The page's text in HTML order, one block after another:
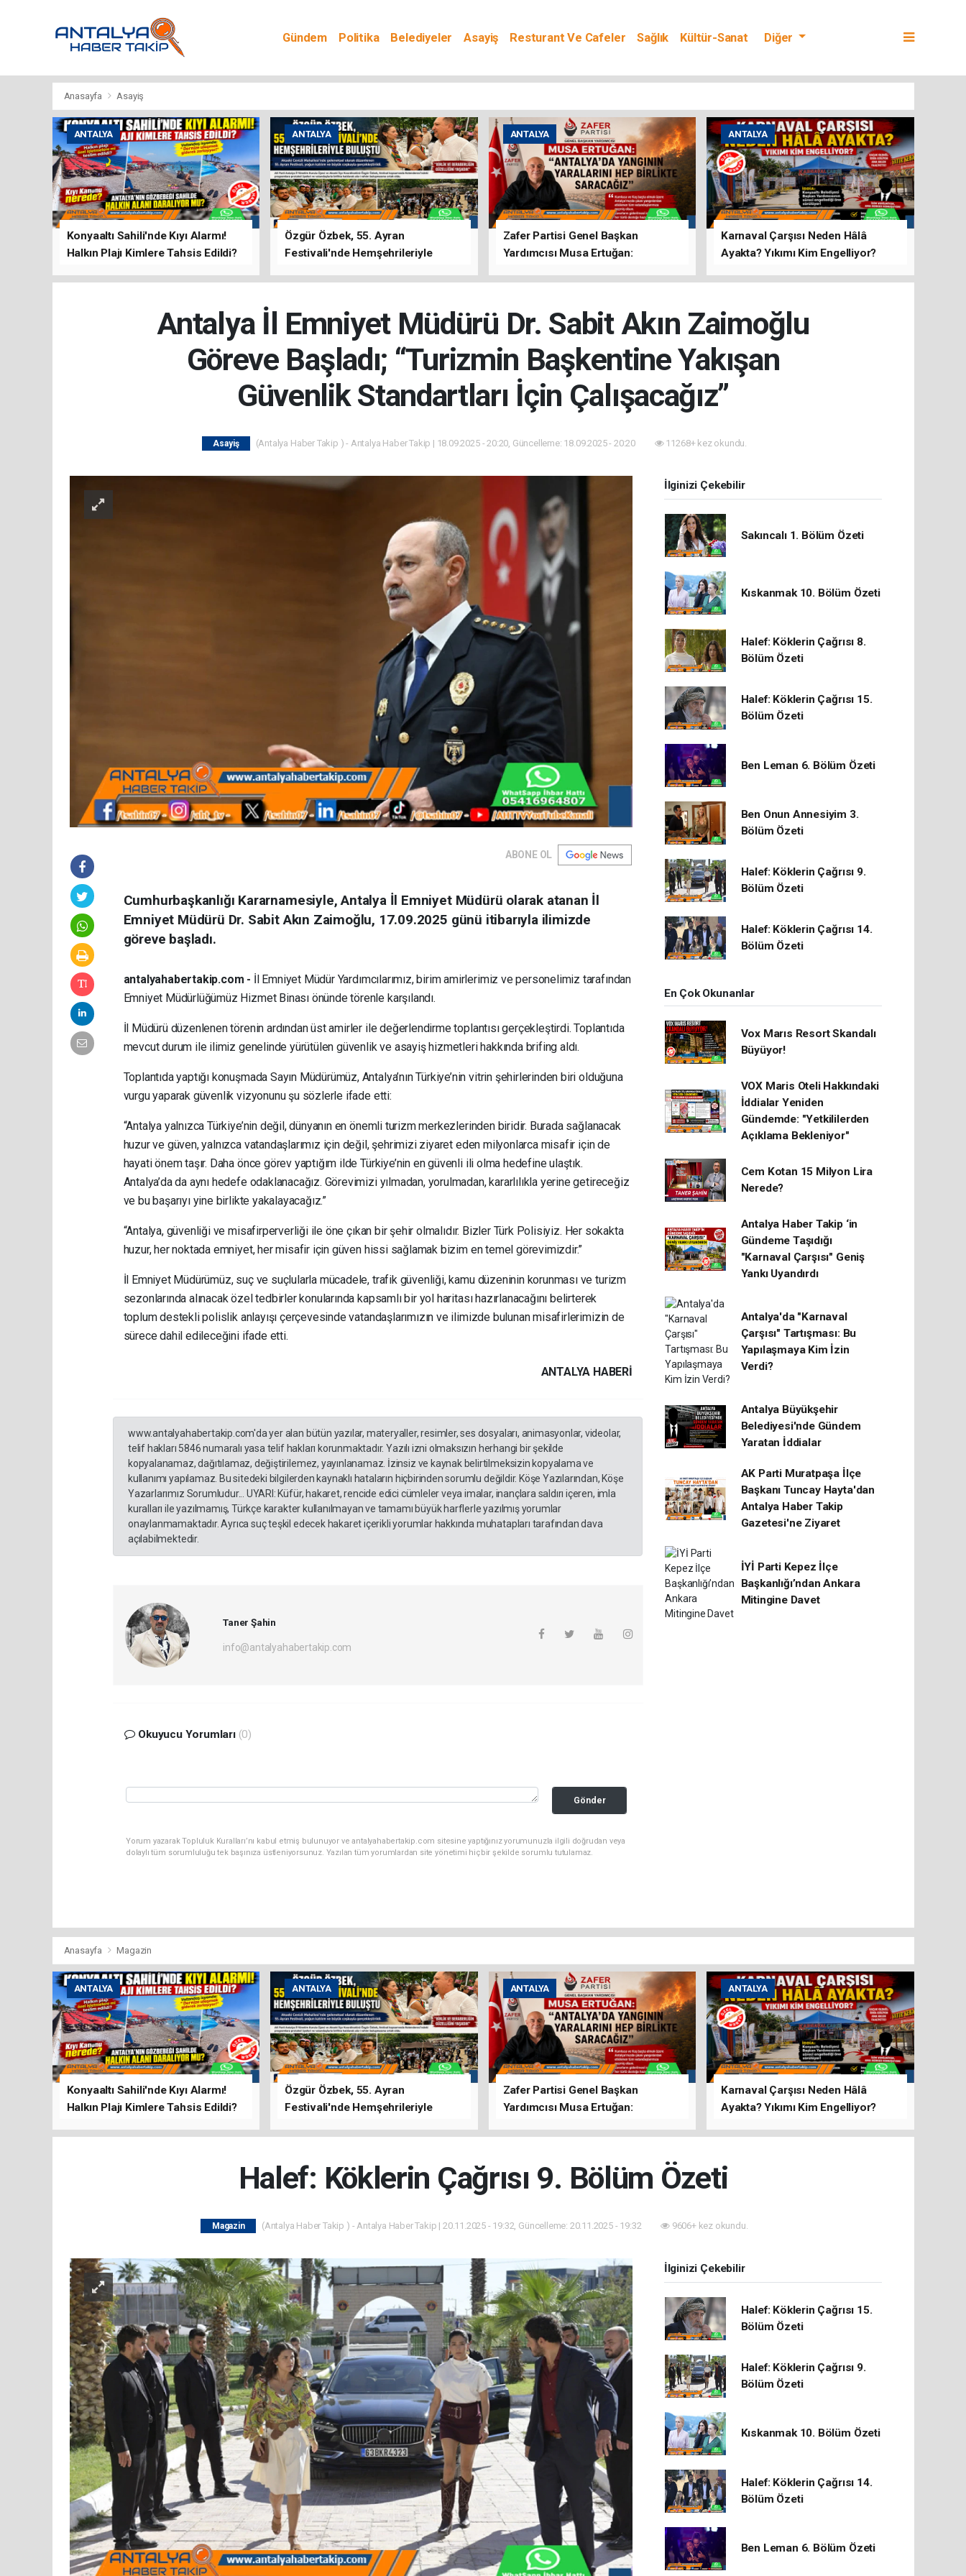
Gündem Politika Belediyeler Asayiş Resturant Ve Cafeler Sağlık
Kültür-Sanat
Diğer
Anasayfa Asayiş
ANTALYA
Konyaaltı Sahili'nde Kıyı Alarmı!
Halkın Plajı Kimlere Tahsis Edildi?
ANTALYA
Özgür Özbek, 55. Ayran
Festivali'nde Hemşehrileriyle
ANTALYA
Zafer Partisi Genel Başkan
Yardımcısı Musa Ertuğan:
ANTALYA
Karnaval Çarşısı Neden Hâlâ
Ayakta? Yıkımı Kim Engelliyor?
Antalya İl Emniyet Müdürü Dr. Sabit Akın Zaimoğlu
Göreve Başladı; “Turizmin Başkentine Yakışan
Güvenlik Standartları İçin Çalışacağız”
Asayiş (Antalya Haber Takip ) - Antalya Haber Takip | 18.09.2025 - 20:20, Güncelleme: 18.09.2025 - 20:20 11268+ kez okundu.
ABONE OL
Cumhurbaşkanlığı Kararnamesiyle, Antalya İl Emniyet Müdürü olarak atanan İl
Emniyet Müdürü Dr. Sabit Akın Zaimoğlu, 17.09.2025 günü itibarıyla ilimizde
göreve başladı.
antalyahabertakip.com - İl Emniyet Müdür Yardımcılarımız, birim amirlerimiz ve personelimiz tarafından
Emniyet Müdürlüğümüz Hizmet Binası önünde törenle karşılandı.
İl Müdürü düzenlenen törenin ardından üst amirler ile değerlendirme toplantısı gerçekleştirdi. Toplantıda
mevcut durum ile ilimiz genelinde yürütülen güvenlik ve asayiş hizmetleri hakkında brifing aldı.
Toplantıda yaptığı konuşmada Sayın Müdürümüz, Antalya’nın Türkiye’nin vitrin şehirlerinden biri olduğuna
vurgu yaparak güvenlik vizyonunu şu sözlerle ifade etti:
“Antalya yalnızca Türkiye’nin değil, dünyanın en önemli turizm merkezlerinden biridir. Burada sağlanacak
huzur ve güven, yalnızca vatandaşlarımız için değil, şehrimizi ziyaret eden milyonlarca misafir için de
hayati önem taşır. Daha önce görev yaptığım ilde Türkiye’nin en güvenli ili olma hedefine ulaştık.
Antalya’da da aynı hedefe odaklanacağız. Görevimizi yılmadan, yorulmadan, kararlılıkla yerine getireceğiz
ve bu başarıyı yine birlikte yakalayacağız.”
“Antalya, güvenliği ve misafirperverliği ile öne çıkan bir şehir olmalıdır. Bizler Türk Polisiyiz. Her sokakta
huzur, her noktada emniyet, her misafir için güven hissi sağlamak bizim en temel görevimizdir.”
İl Emniyet Müdürümüz, suç ve suçlularla mücadele, trafik güvenliği, kamu düzeninin korunması ve turizm
sezonlarında alınacak özel tedbirler konularında kapsamlı bir yol haritası hazırlanacağını belirterek
toplum destekli polislik anlayışı çerçevesinde vatandaşlarımızın ve ilimizde bulunan misafirlerimizin de
sürece dahil edileceğini ifade etti.
ANTALYA HABERİ
www.antalyahabertakip.com'da yer alan bütün yazılar, materyaller, resimler, ses dosyaları, animasyonlar, videolar,
telif hakları 5846 numaralı yasa telif hakları korunmaktadır. Yazılı izni olmaksızın herhangi bir şekilde
kopyalanamaz, dağıtılamaz, değiştirilemez, yayınlanamaz. İzinsiz ve kaynak belirtilmeksizin kopyalama ve
kullanımı yapılamaz. Bu sitedeki bilgilerden kaynaklı hataların hiçbirinden sorumlu değildir. Köşe Yazılarından, Köşe
Yazarlarımız Sorumludur... UYARI: Küfür, hakaret, rencide edici cümleler veya imalar, inançlara saldırı içeren, imla
kuralları ile yazılmamış, Türkçe karakter kullanılmayan ve tamamı büyük harflerle yazılmış yorumlar
onaylanmamaktadır. Ayrıca suç teşkil edecek hakaret içerikli yorumlar hakkında muhatapları tarafından dava
açılabilmektedir.
Taner Şahin
info@antalyahabertakip.com
Okuyucu Yorumları (0)
Gönder
Yorum yazarak Topluluk Kuralları’nı kabul etmiş bulunuyor ve antalyahabertakip.com sitesine yaptığınız yorumunuzla ilgili doğrudan veya
dolaylı tüm sorumluluğu tek başınıza üstleniyorsunuz. Yazılan tüm yorumlardan site yönetimi hiçbir şekilde sorumlu tutulamaz.
İlginizi Çekebilir
Sakıncalı 1. Bölüm Özeti
Kıskanmak 10. Bölüm Özeti
Halef: Köklerin Çağrısı 8.
Bölüm Özeti
Halef: Köklerin Çağrısı 15.
Bölüm Özeti
Ben Leman 6. Bölüm Özeti
Ben Onun Annesiyim 3.
Bölüm Özeti
Halef: Köklerin Çağrısı 9.
Bölüm Özeti
Halef: Köklerin Çağrısı 14.
Bölüm Özeti
En Çok Okunanlar
Vox Marıs Resort Skandalı
Büyüyor!
VOX Maris Oteli Hakkındaki
İddialar Yeniden
Gündemde: "Yetkililerden
Açıklama Bekleniyor"
Cem Kotan 15 Milyon Lira
Nerede?
Antalya Haber Takip ‘in
Gündeme Taşıdığı
"Karnaval Çarşısı" Geniş
Yankı Uyandırdı
Antalya'da "Karnaval
Çarşısı" Tartışması: Bu
Yapılaşmaya Kim İzin
Verdi?
Antalya Büyükşehir
Belediyesi'nde Gündem
Yaratan İddialar
AK Parti Muratpaşa İlçe
Başkanı Tuncay Hayta'dan
Antalya Haber Takip
Gazetesi'ne Ziyaret
İYİ Parti Kepez İlçe
Başkanlığı’ndan Ankara
Mitingine Davet
Anasayfa Magazin
ANTALYA
Konyaaltı Sahili'nde Kıyı Alarmı!
Halkın Plajı Kimlere Tahsis Edildi?
ANTALYA
Özgür Özbek, 55. Ayran
Festivali'nde Hemşehrileriyle
ANTALYA
Zafer Partisi Genel Başkan
Yardımcısı Musa Ertuğan:
ANTALYA
Karnaval Çarşısı Neden Hâlâ
Ayakta? Yıkımı Kim Engelliyor?
Halef: Köklerin Çağrısı 9. Bölüm Özeti
Magazin (Antalya Haber Takip ) - Antalya Haber Takip | 20.11.2025 - 19:32, Güncelleme: 20.11.2025 - 19:32 9606+ kez okundu.
İlginizi Çekebilir
Halef: Köklerin Çağrısı 15.
Bölüm Özeti
Halef: Köklerin Çağrısı 9.
Bölüm Özeti
Kıskanmak 10. Bölüm Özeti
Halef: Köklerin Çağrısı 14.
Bölüm Özeti
Ben Leman 6. Bölüm Özeti